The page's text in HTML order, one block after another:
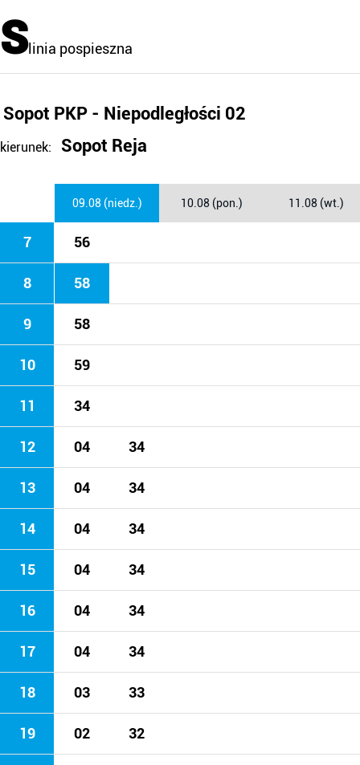
Slinia pospieszna
Sopot PKP - Niepodległości 02
kierunek: Sopot Reja
09.08 (niedz.) 10.08 (pon.) 11.08 (wt.)
7 56
8 58
9 58
10 59
11 34
12 04 34
13 04 34
14 04 34
15 04 34
16 04 34
17 04 34
18 03 33
19 02 32